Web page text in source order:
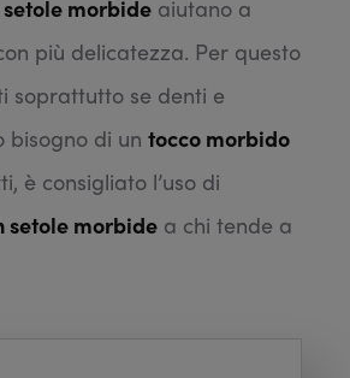
morbide aiutano a
più delicatezza. Per questo
soprattutto se denti e
bisogno di un tocco morbido
è consigliato l’uso di
setole morbide a chi tende a